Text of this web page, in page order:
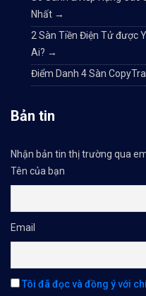
Nhất →
2 Sàn Tiền Điện Tử được
Ai? →
Điểm Danh 4 Sàn
Bản tin
Nhận bản tin thị trường qua
Tên của bạn
Email
Tôi đã đọc và đồng ý với